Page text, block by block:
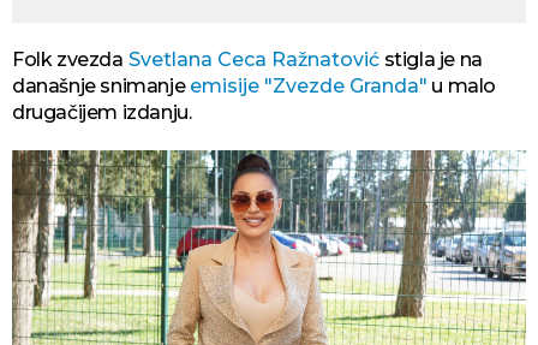
Folk zvezda Svetlana Ceca Ražnatović stigla je na
današnje snimanjeemisije "Zvezde Granda" u malo
drugačijem izdanju.